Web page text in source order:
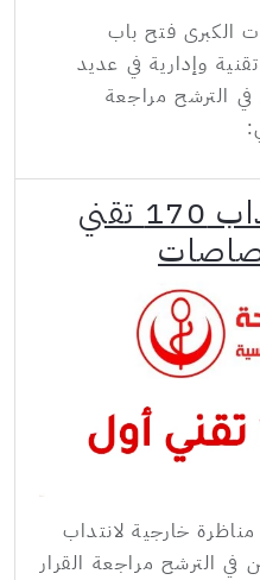
الكبرى فتح باب
09 إطارات تقنية وإدارية في عديد
الترشح مراجعة
وزارة الصحة : انتداب 170 تقني
خارجية لانتداب
في الترشح مراجعة القرار